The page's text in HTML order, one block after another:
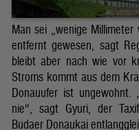
Man sei „wenige
entfernt gewesen, sagt
bleibt aber nach wie vor
Stroms kommt aus dem
Donauufer ist
nie“, sagt Gyuri, der
Budaer Donaukai